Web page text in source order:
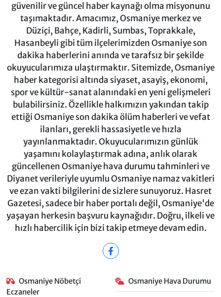
güvenilir ve güncel haber kaynağı olma misyonunu
taşımaktadır. Amacımız, Osmaniye merkez ve
Düziçi, Bahçe, Kadirli, Sumbas, Toprakkale,
Hasanbeyli gibi tüm ilçelerimizden Osmaniye son
dakika haberlerini anında ve tarafsız bir şekilde
okuyucularımıza ulaştırmaktır. Sitemizde, Osmaniye
haber kategorisi altında siyaset, asayiş, ekonomi,
spor ve kültür-sanat alanındaki en yeni gelişmeleri
bulabilirsiniz. Özellikle halkımızın yakından takip
ettiği Osmaniye son dakika ölüm haberleri ve vefat
ilanları, gerekli hassasiyetle ve hızla
yayınlanmaktadır. Okuyucularımızın günlük
yaşamını kolaylaştırmak adına, anlık olarak
güncellenen Osmaniye hava durumu tahminleri ve
Diyanet verileriyle uyumlu Osmaniye namaz vakitleri
ve ezan vakti bilgilerini de sizlere sunuyoruz. Hasret
Gazetesi, sadece bir haber portalı değil, Osmaniye'de
yaşayan herkesin başvuru kaynağıdır. Doğru, ilkeli ve
hızlı habercilik için bizi takip etmeye devam edin.
Osmaniye Nöbetçi
Eczaneler
Osmaniye Hava Durumu